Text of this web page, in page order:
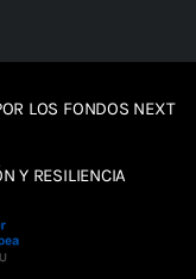
LOS FONDOS NEXT
Y RESILIENCIA